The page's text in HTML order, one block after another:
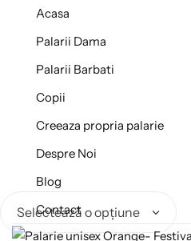
Acasa
Palarii Dama
Palarii Barbati
Copii
Creeaza propria palarie
Despre Noi
Blog
Contact